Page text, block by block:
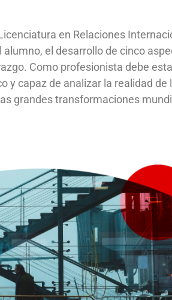
en Relaciones
el desarrollo de cinco
Como profesionista debe
y capaz de analizar la realidad de
grandes transformaciones